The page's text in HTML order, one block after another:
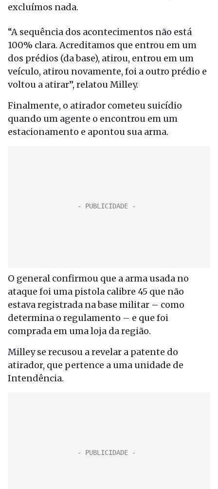
excluímos nada.
“A sequência dos acontecimentos não está
100% clara. Acreditamos que entrou em um
dos prédios (da base), atirou, entrou em um
veículo, atirou novamente, foi a outro prédio e
voltou a atirar”, relatou Milley.
Finalmente, o atirador cometeu suicídio
quando um agente o encontrou em um
estacionamento e apontou sua arma.
O general confirmou que a arma usada no
ataque foi uma pistola calibre 45 que não
estava registrada na base militar – como
determina o regulamento – e que foi
comprada em uma loja da região.
Milley se recusou a revelar a patente do
atirador, que pertence a uma unidade de
Intendência.